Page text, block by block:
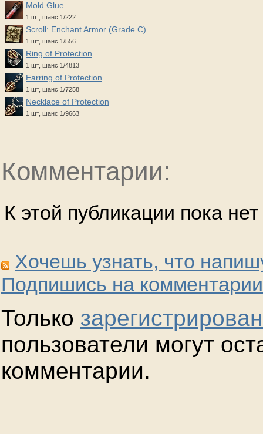
Mold Glue
1 шт, шанс 1/222
Scroll: Enchant Armor (Grade C)
1 шт, шанс 1/556
Ring of Protection
1 шт, шанс 1/4813
Earring of Protection
1 шт, шанс 1/7258
Necklace of Protection
1 шт, шанс 1/9663
Комментарии:
К этой публикации пока
Хочешь узнать, что
Подпишись на
Только
пользователи могут
комментарии.